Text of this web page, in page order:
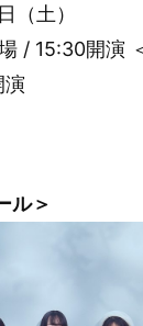
（土）
/ 15:30開演
演
ル＞